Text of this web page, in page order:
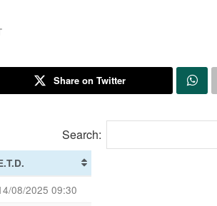
Share on Twitter
Search:
08/2025 09:30